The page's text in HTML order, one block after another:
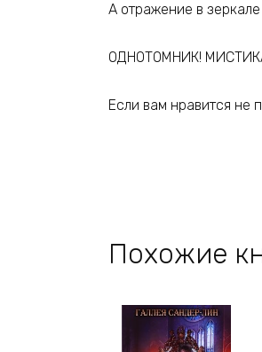
А отражение в
ОДНОТОМНИК!
Если вам нравится не
Похожие